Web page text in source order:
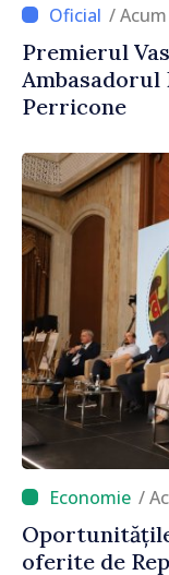
/
Premierul
Perricone
/
oferite de